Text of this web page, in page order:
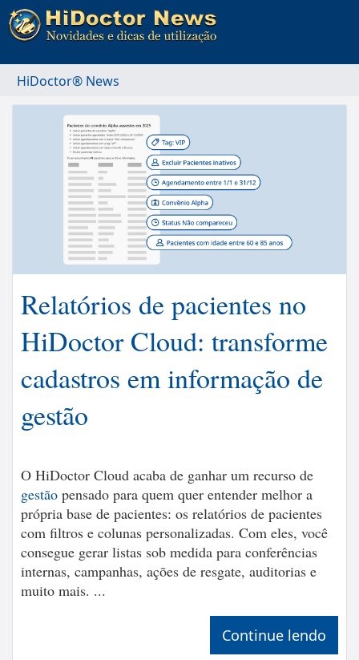
HiDoctor® News
Relatórios de pacientes no
HiDoctor Cloud: transforme
cadastros em informação de
gestão
O HiDoctor Cloud acaba de ganhar um recurso de
gestão pensado para quem quer entender melhor a
própria base de pacientes: os relatórios de pacientes
com filtros e colunas personalizadas. Com eles, você
consegue gerar listas sob medida para conferências
internas, campanhas, ações de resgate, auditorias e
muito mais. ...
Continue lendo